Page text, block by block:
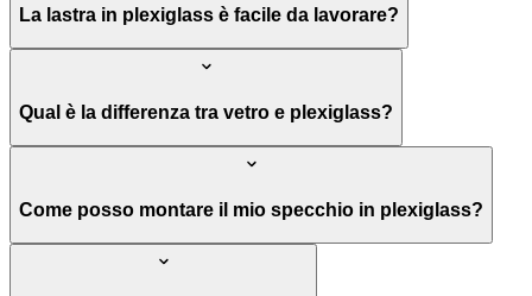
La lastra in plexiglass è facile da lavorare?
Qual è la differenza tra vetro e plexiglass?
Come posso montare il mio specchio in plexiglass?